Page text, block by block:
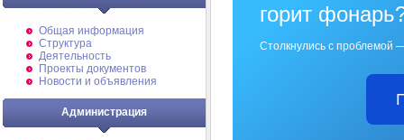
Общая информация
Структура
Деятельность
Проекты документов
Новости и объявления
Администрация
горит
Столкнулись с проблемой